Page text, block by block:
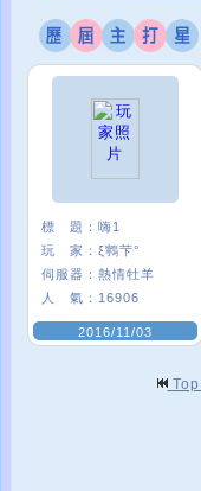
標 題： 嗨1
玩 家： ξ鸋芐°
伺服器： 熱情牡羊
人 氣： 16906
2016/11/03